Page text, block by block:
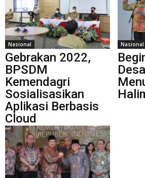
Nasional
Gebrakan 2022,
BPSDM
Kemendagri
Sosialisasikan
Aplikasi Berbasis
Cloud
Nasional